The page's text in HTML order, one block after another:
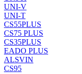
UNI-V
UNI-T
CS55PLUS
CS75 PLUS
CS35PLUS
EADO PLUS
ALSVIN
CS95